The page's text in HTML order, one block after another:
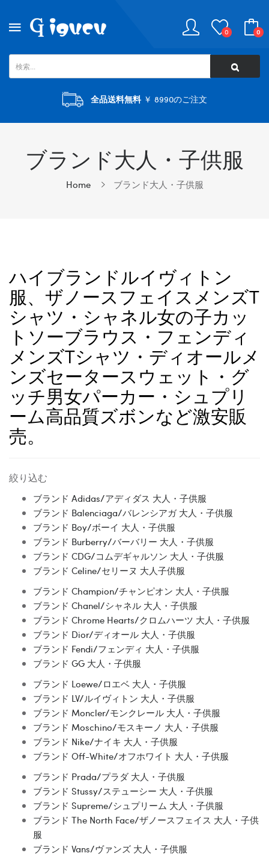
0 0
全品送料無料￥ 8990のご注文
ブランド大人・子供服
Home ブランド大人・子供服
ハイブランドルイヴィトン
服、ザノースフェイスメンズT
シャツ・シャネル女の子カッ
トソーブラウス・フェンディ
メンズTシャツ・ディオールメ
ンズセータースウェット・グ
ッチ男女パーカー・シュプリ
ーム高品質ズボンなど激安販
売。
絞り込む
ブランド Adidas/アディダス 大人・子供服
ブランド Balenciaga/バレンシアガ 大人・子供服
ブランド Boy/ボーイ 大人・子供服
ブランド Burberry/バーバリー 大人・子供服
ブランド CDG/コムデギャルソン 大人・子供服
ブランド Celine/セリーヌ 大人子供服
ブランド Champion/チャンピオン 大人・子供服
ブランド Chanel/シャネル 大人・子供服
ブランド Chrome Hearts/クロムハーツ 大人・子供服
ブランド Dior/ディオール 大人・子供服
ブランド Fendi/フェンディ 大人・子供服
ブランド GG 大人・子供服
ブランド Loewe/ロエベ 大人・子供服
ブランド LV/ルイヴィトン 大人・子供服
ブランド Moncler/モンクレール 大人・子供服
ブランド Moschino/モスキーノ 大人・子供服
ブランド Nike/ナイキ 大人・子供服
ブランド Off-White/オフホワイト 大人・子供服
ブランド Prada/プラダ 大人・子供服
ブランド Stussy/ステューシー 大人・子供服
ブランド Supreme/シュプリーム 大人・子供服
ブランド The North Face/ザノースフェイス 大人・子供
服
ブランド Vans/ヴァンズ 大人・子供服